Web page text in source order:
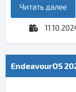
Читать далее
EndeavourOS